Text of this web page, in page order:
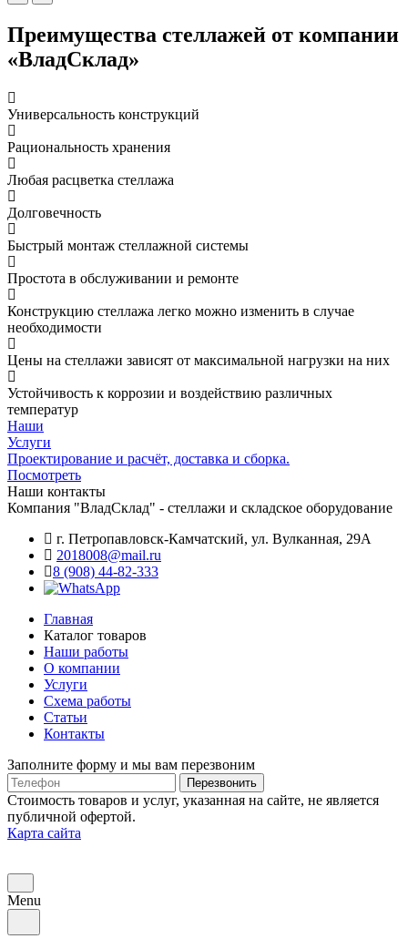
Преимущества стеллажей от компании
«ВладСклад»
Универсальность конструкций
Рациональность хранения
Любая расцветка стеллажа
Долговечность
Быстрый монтаж стеллажной системы
Простота в обслуживании и ремонте
Конструкцию стеллажа легко можно изменить в случае
необходимости
Цены на стеллажи зависят от максимальной нагрузки на них
Устойчивость к коррозии и воздействию различных
температур
Наши
Услуги
Проектирование и расчёт, доставка и сборка.
Посмотреть
Наши контакты
Компания "ВладСклад" - стеллажи и складское оборудование
г. Петропавловск-Камчатский, ул. Вулканная, 29А
2018008@mail.ru
8 (908) 44-82-333
Главная
Каталог товаров
Наши работы
О компании
Услуги
Схема работы
Статьи
Контакты
Заполните форму и мы вам перезвоним
Телефон
Перезвонить
Стоимость товаров и услуг, указанная на сайте, не является
публичной офертой.
Карта сайта
Menu